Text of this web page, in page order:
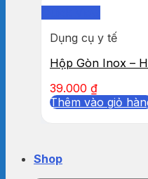
Dụng cụ y tế
Hộp Gòn Inox –
39.000 ₫
Thêm vào giỏ
Shop